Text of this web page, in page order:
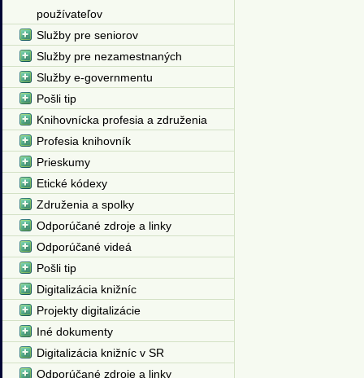
používateľov
Služby pre seniorov
Služby pre nezamestnaných
Služby e-governmentu
Pošli tip
Knihovnícka profesia a združenia
Profesia knihovník
Prieskumy
Etické kódexy
Združenia a spolky
Odporúčané zdroje a linky
Odporúčané videá
Pošli tip
Digitalizácia knižníc
Projekty digitalizácie
Iné dokumenty
Digitalizácia knižníc v SR
Odporúčané zdroje a linky